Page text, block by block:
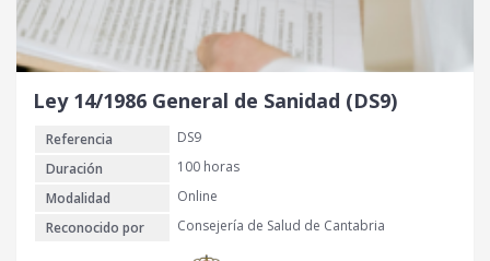
Ley 14/1986 General de Sanidad (DS9)
Referencia
DS9
Duración
100 horas
Modalidad
Online
Reconocido por
Consejería de Salud de Cantabria